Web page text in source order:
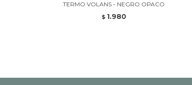
TERMO VOLANS - NEGRO OPACO
$ 1.980